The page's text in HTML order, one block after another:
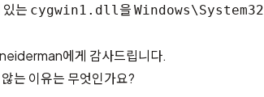
는 cygwin1.dll을 Windows\System32
에게 감사드립니다.
는 이유는 무엇인가요?